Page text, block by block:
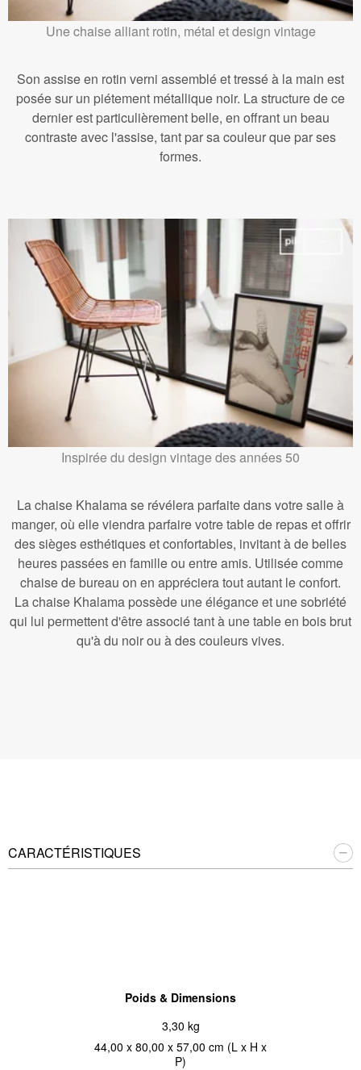
Une chaise alliant rotin, métal et design vintage
Son assise en rotin verni assemblé et tressé à la main est
posée sur un piétement métallique noir. La structure de ce
dernier est particulièrement belle, en offrant un beau
contraste avec l'assise, tant par sa couleur que par ses
formes.
Inspirée du design vintage des années 50
La chaise Khalama se révélera parfaite dans votre salle à
manger, où elle viendra parfaire votre table de repas et offrir
des sièges esthétiques et confortables, invitant à de belles
heures passées en famille ou entre amis. Utilisée comme
chaise de bureau on en appréciera tout autant le confort.
La chaise Khalama possède une élégance et une sobriété
qui lui permettent d'être associé tant à une table en bois brut
qu'à du noir ou à des couleurs vives.
CARACTÉRISTIQUES
Poids & Dimensions
3,30 kg
44,00 x 80,00 x 57,00 cm (L x H x
P)